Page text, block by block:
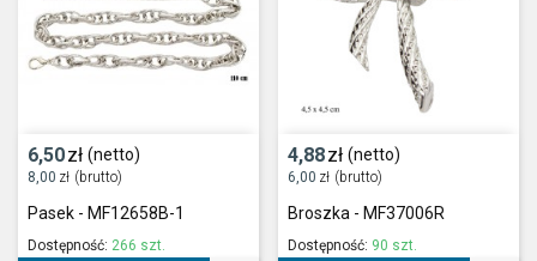
6,50zł (netto)
8,00 zł (brutto)
Pasek - MF12658B-1
Dostępność: 266 szt.
4,88zł (netto)
6,00 zł (brutto)
Broszka - MF37006R
Dostępność: 90 szt.